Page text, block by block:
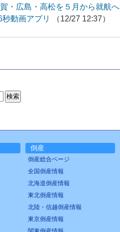
・広島・高松を５月から就航へ
動画アプリ
（12/27 12:37）
倒産
倒産総合ページ
全国倒産情報
北海道倒産情報
東北倒産情報
北陸・信越倒産情報
東京倒産情報